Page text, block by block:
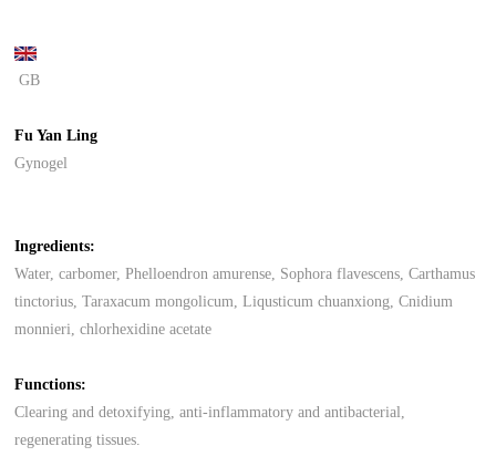
GB
Fu Yan Ling
Gynogel
Ingredients:
Water, carbomer, Phelloendron amurense, Sophora flavescens, Carthamus
tinctorius, Taraxacum mongolicum, Liqusticum chuanxiong, Cnidium
monnieri, chlorhexidine acetate
Functions:
Clearing and detoxifying, anti-inflammatory and antibacterial,
regenerating tissues.